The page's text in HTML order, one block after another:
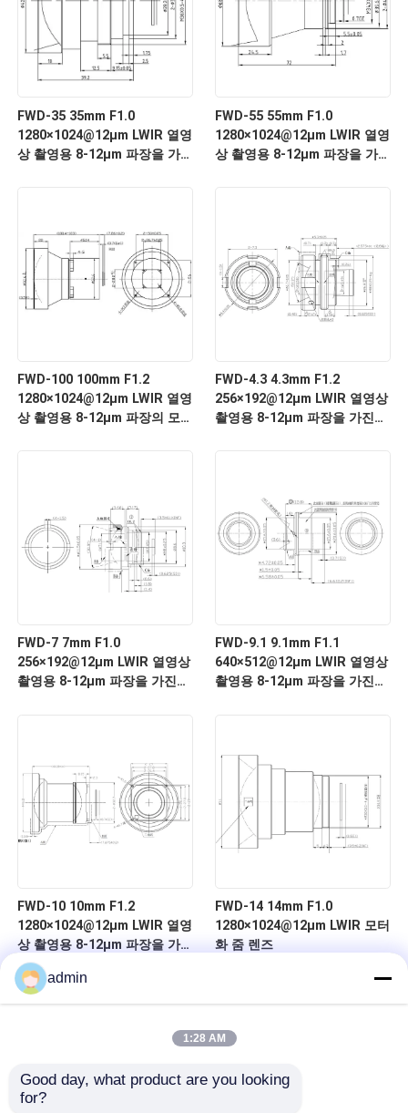
FWD-35 35mm F1.0
1280×1024@12μm LWIR 열영
상 촬영용 8-12μm 파장을 가
FWD-55 55mm F1.0
1280×1024@12μm LWIR 열영
상 촬영용 8-12μm 파장을 가
FWD-100 100mm F1.2
1280×1024@12μm LWIR 열영
상 촬영용 8-12μm 파장의 모
FWD-4.3 4.3mm F1.2
256×192@12μm LWIR 열영상
촬영용 8-12μm 파장을 가진
FWD-7 7mm F1.0
256×192@12μm LWIR 열영상
촬영용 8-12μm 파장을 가진
FWD-9.1 9.1mm F1.1
640×512@12μm LWIR 열영상
촬영용 8-12μm 파장을 가진
FWD-10 10mm F1.2
1280×1024@12μm LWIR 열영
상 촬영용 8-12μm 파장을 가
진 모터화 된 줌 렌즈
FWD-14 14mm F1.0
1280×1024@12μm LWIR 모터
화 줌 렌즈
admin
1:28 AM
Good day, what product are you looking
for?